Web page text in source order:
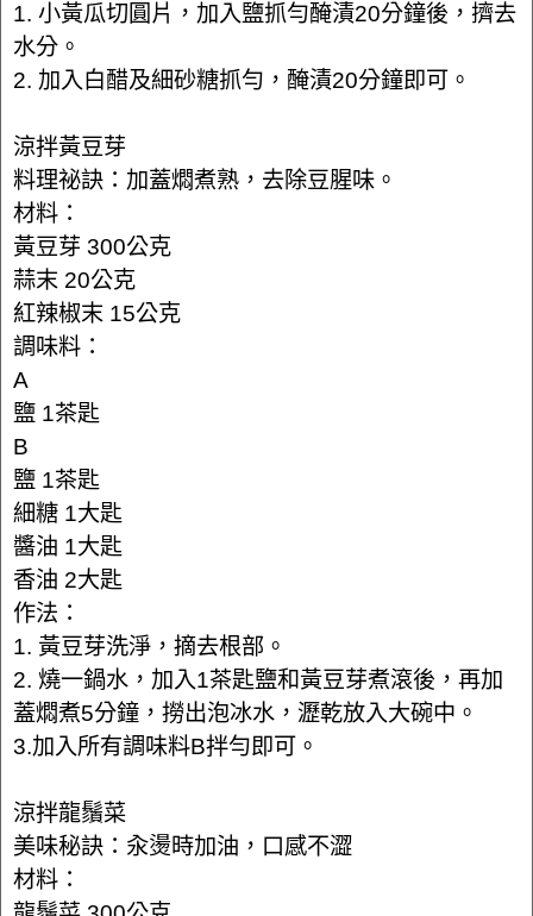
1. 小黃瓜切圓片，加入鹽抓勻醃漬20分鐘後，擠去
水分。
2. 加入白醋及細砂糖抓勻，醃漬20分鐘即可。
涼拌黃豆芽
料理祕訣：加蓋燜煮熟，去除豆腥味。
材料：
黃豆芽 300公克
蒜末 20公克
紅辣椒末 15公克
調味料：
A
鹽 1茶匙
B
鹽 1茶匙
細糖 1大匙
醬油 1大匙
香油 2大匙
作法：
1. 黃豆芽洗淨，摘去根部。
2. 燒一鍋水，加入1茶匙鹽和黃豆芽煮滾後，再加
蓋燜煮5分鐘，撈出泡冰水，瀝乾放入大碗中。
3.加入所有調味料B拌勻即可。
涼拌龍鬚菜
美味秘訣：汆燙時加油，口感不澀
材料：